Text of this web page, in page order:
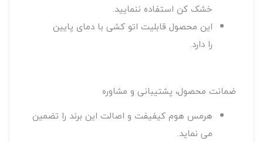
خشک کن استفاده ننمایید.
این محصول قابلیت اتو کشی با دمای پایین
را دارد.
ضمانت محصول، پشتیبانی و مشاوره
هرمس هوم کیفیفت و اصالت این برند را تضمین
می نماید.